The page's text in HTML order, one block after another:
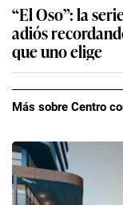
“El Oso”: la
adiós
que uno elige
Más sobre Centro